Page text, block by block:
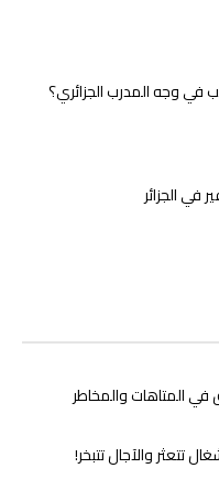
في وجه المدرب الجزائري؟
في الجزائر
في المتاهات والمخاطر